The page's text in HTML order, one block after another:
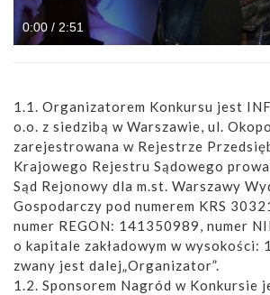
0:00 / 2:51
1.1. Organizatorem Konkursu jest
o.o. z siedzibą w Warszawie, ul.
zarejestrowana w Rejestrze
Krajowego Rejestru Sądowego
Sąd Rejonowy dla m.st. Warszawy
Gospodarczy pod numerem KRS
numer REGON: 141350989, numer
o kapitale zakładowym w wysokości:
zwany jest dalej„Organizator”.
1.2. Sponsorem Nagród w Konkursie